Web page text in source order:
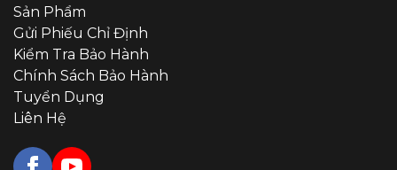
Sản Phẩm
Gửi Phiếu Chỉ Định
Kiểm Tra Bảo Hành
Chính Sách Bảo Hành
Tuyển Dụng
Liên Hệ